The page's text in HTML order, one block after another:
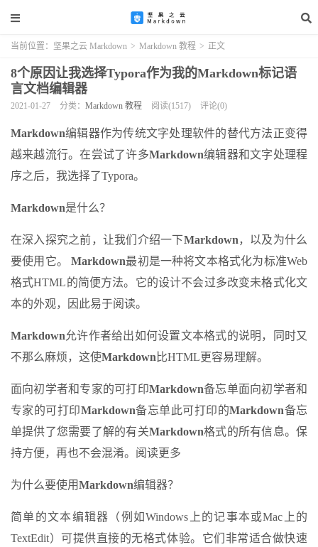
当前位置： 坚果之云 Markdown > Markdown 教程 > 正文
8个原因让我选择Typora作为我的Markdown标记语
言文档编辑器
2021-01-27 分类： Markdown 教程 阅读(1517) 评论(0)
Markdown编辑器作为传统文字处理软件的替代方法正变得
越来越流行。在尝试了许多Markdown编辑器和文字处理程
序之后，我选择了Typora。
Markdown是什么？
在深入探究之前，让我们介绍一下Markdown，以及为什么
要使用它。Markdown最初是一种将文本格式化为标准Web
格式HTML的简便方法。它的设计不会过多改变未格式化文
本的外观，因此易于阅读。
Markdown允许作者给出如何设置文本格式的说明，同时又
不那么麻烦，这使Markdown 比HTML更容易理解。
面向初学者和专家的可打印Markdown备忘单面向初学者和
专家的可打印Markdown备忘单此可打印的Markdown备忘
单提供了您需要了解的有关Markdown格式的所有信息。保
持方便，再也不会混淆。阅读更多
为什么要使用Markdown编辑器？
简单的文本编辑器（例如Windows上的记事本或Mac上的
TextEdit）可提供直接的无格式体验。它们非常适合做快速